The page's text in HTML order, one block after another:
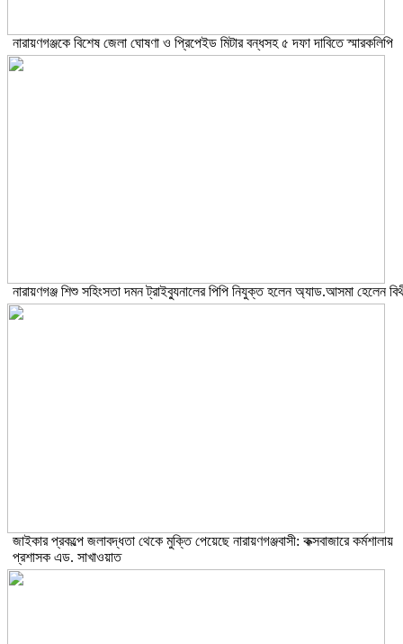
নারায়ণগঞ্জকে বিশেষ জেলা ঘোষণা ও প্রিপেইড মিটার বন্ধসহ ৫ দফা দাবিতে স্মারকলিপি
নারায়ণগঞ্জ শিশু সহিংসতা দমন ট্রাইব্যুনালের পিপি নিযুক্ত হলেন অ্যাড.আসমা হেলেন
জাইকার প্রকল্পে জলাবদ্ধতা থেকে মুক্তি পেয়েছে নারায়ণগঞ্জবাসী: কক্সবাজারে কর্মশালায়
প্রশাসক এড. সাখাওয়াত